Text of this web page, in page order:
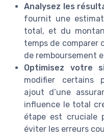
Analysez les
fournit une
total, et du
temps de comparer
de remboursement
Optimisez votre
modifier certains
ajout d’une
influence le total
étape est cruciale
éviter les erreurs